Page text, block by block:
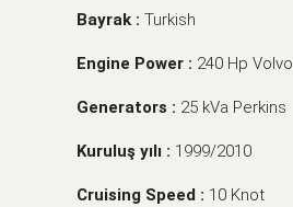
Bayrak : Turkish
Engine Power : 240 Hp Volvo
Generators : 25 kVa Perkins
Kuruluş yılı : 1999/2010
Cruising Speed : 10 Knot